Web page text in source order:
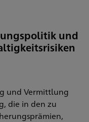
und
und Vermittlung
die in den zu